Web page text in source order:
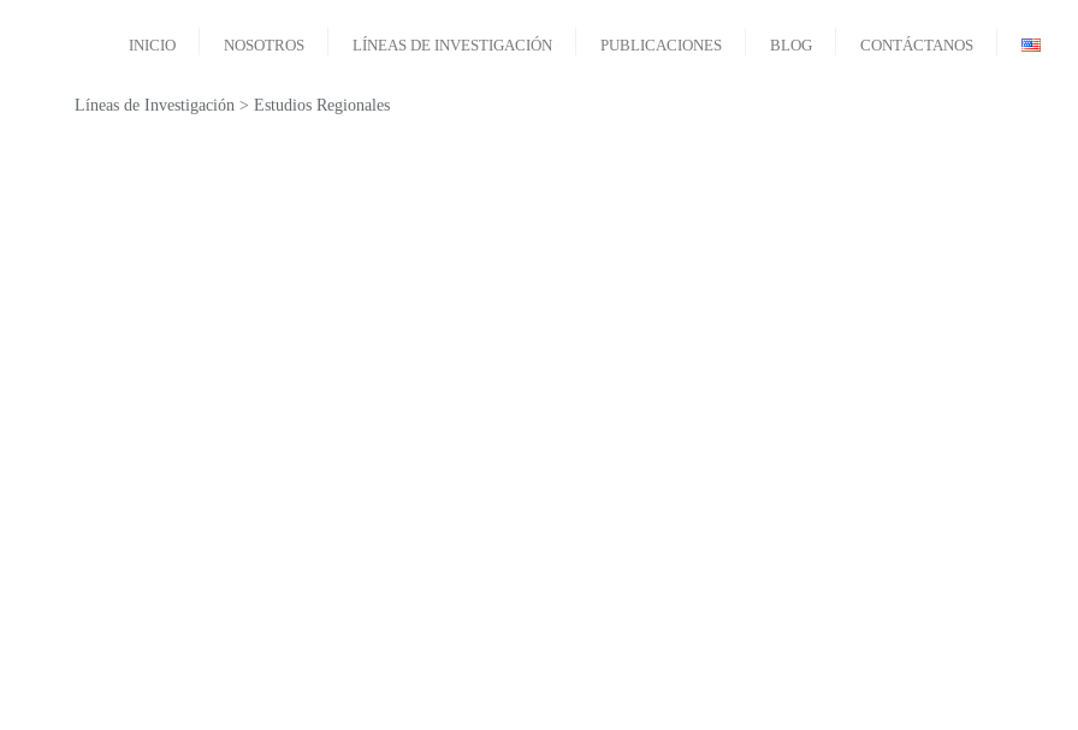
INICIO NOSOTROS LÍNEAS DE INVESTIGACIÓN PUBLICACIONES BLOG CONTÁCTANOS
Líneas de Investigación > Estudios Regionales